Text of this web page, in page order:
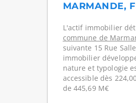
MARMANDE,
L'actif immobilier
commune de
suivante 15 Rue
immobilier
nature et typologie
accessible dès
de 445,69 M€